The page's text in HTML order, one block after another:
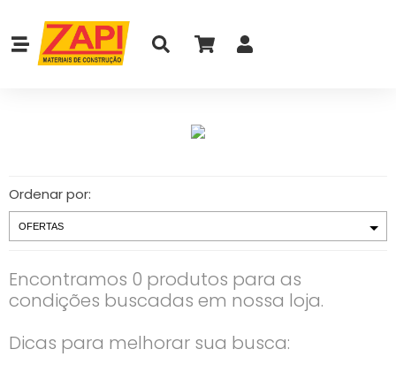
Ordenar por:
Encontramos 0 produtos para as
condições buscadas em nossa loja.
Dicas para melhorar sua busca: